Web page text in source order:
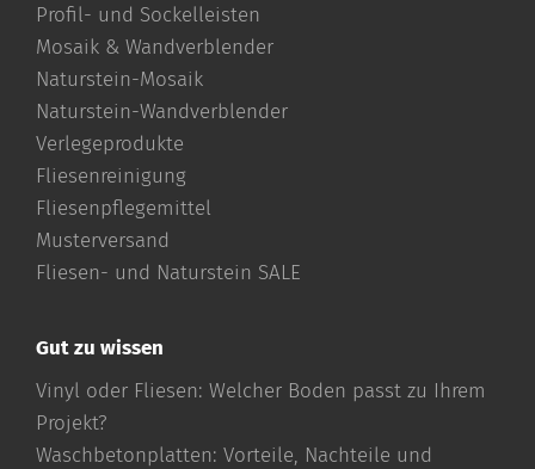
Profil- und Sockelleisten
Mosaik & Wandverblender
Naturstein-Mosaik
Naturstein-Wandverblender
Verlegeprodukte
Fliesenreinigung
Fliesenpflegemittel
Musterversand
Fliesen- und Naturstein SALE
Gut zu wissen
Vinyl oder Fliesen: Welcher Boden passt zu Ihrem
Projekt?
Waschbetonplatten: Vorteile, Nachteile und